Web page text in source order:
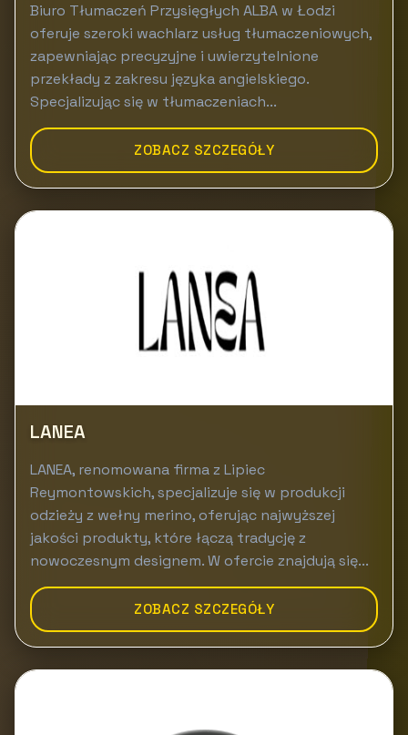
Biuro Tłumaczeń Przysięgłych ALBA w Łodzi
oferuje szeroki wachlarz usług tłumaczeniowych,
zapewniając precyzyjne i uwierzytelnione
przekłady z zakresu języka angielskiego.
Specjalizując się w tłumaczeniach...
ZOBACZ SZCZEGÓŁY
LANEA
LANEA, renomowana firma z Lipiec
Reymontowskich, specjalizuje się w produkcji
odzieży z wełny merino, oferując najwyższej
jakości produkty, które łączą tradycję z
nowoczesnym designem. W ofercie znajdują się...
ZOBACZ SZCZEGÓŁY